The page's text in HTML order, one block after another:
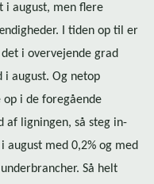
i august, men flere
I tiden op til er
i overvejende grad
august. Og netop
i de foregående
af ligningen, så steg in­
med 0,2% og med
Så helt